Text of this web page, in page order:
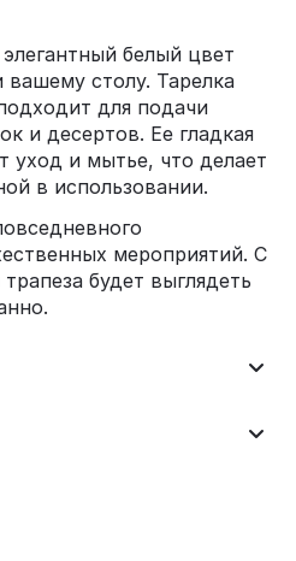
белый цвет
вашему столу. Тарелка
для подачи
и десертов. Ее гладкая
уход и мытье, что делает
в использовании.
мероприятий. С
будет выглядеть